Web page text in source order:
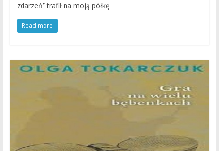
zdarzeń” trafił na moją półkę
Read more